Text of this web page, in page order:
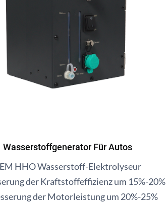
Wasserstoffgenerator Für Autos
HHO Wasserstoff-Elektrolyseur
der Kraftstoffeffizienz um 15%-20%
der Motorleistung um 20%-25%